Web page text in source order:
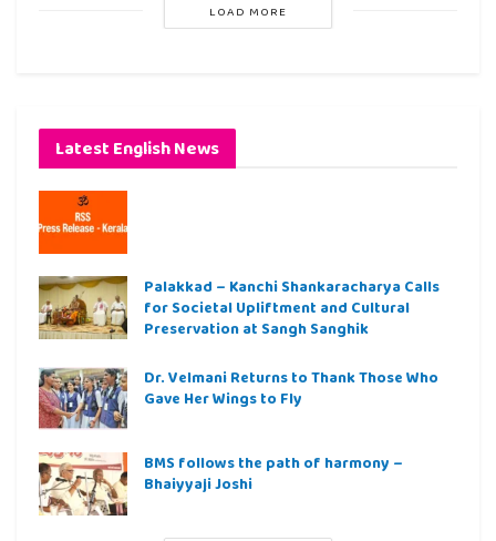
LOAD MORE
Latest English News
Palakkad – Kanchi Shankaracharya Calls
for Societal Upliftment and Cultural
Preservation at Sangh Sanghik
Dr. Velmani Returns to Thank Those Who
Gave Her Wings to Fly
BMS follows the path of harmony –
Bhaiyyaji Joshi